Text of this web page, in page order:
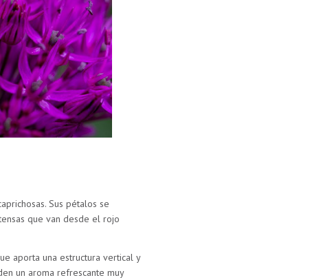
Sus pétalos se
que van desde el rojo
aporta una estructura vertical y
un aroma refrescante muy